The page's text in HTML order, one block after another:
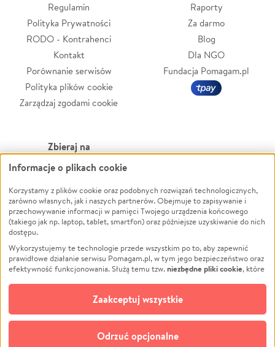
Regulamin
Polityka Prywatności
RODO - Kontrahenci
Kontakt
Porównanie serwisów
Polityka plików cookie
Zarządzaj zgodami cookie
Raporty
Za darmo
Blog
Dla NGO
Fundacja Pomagam.pl
Zbieraj na
Leczenie
Zwierzęta
Pożar
Ukraina
Pomoc Finansowa
Projekty
Pogrzeb
Społeczność lokalna
Kultura
Powódź
Wichura
NGO
Edukacja
Podróż
Impreza
Ochrona środowiska
Biznes
Informacje o plikach cookie
Korzystamy z plików cookie oraz podobnych rozwiązań technologicznych,
zarówno własnych, jak i naszych partnerów. Obejmuje to zapisywanie i
przechowywanie informacji w pamięci Twojego urządzenia końcowego
(takiego jak np. laptop, tablet, smartfon) oraz późniejsze uzyskiwanie do nich
dostępu.
Wykorzystujemy te technologie przede wszystkim po to, aby zapewnić
prawidłowe działanie serwisu Pomagam.pl, w tym jego bezpieczeństwo oraz
efektywność funkcjonowania. Służą temu tzw.niezbędne pliki cookie, które
opcjonalnych plików cookie
technologii do celów analitycznych i retargetingowych. Możesz wyrazić
zgodę na ich stosowanie lub jej odmówić. W dowolnym momencie masz
możliwość zmiany swoich preferencji na stronie „Zarządzaj zgodami cookie”,
do której link znajdziesz w stopce serwisu Pomagam.pl. Opcjonalne pliki
Odrzuć opcjonalne
Zaakceptuj wszystkie